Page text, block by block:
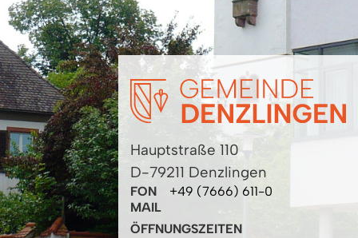
Hauptstraße 110
D-79211 Denzlingen
FON
+49 (7666) 611-0
MAIL
ÖFFNUNGSZEITEN